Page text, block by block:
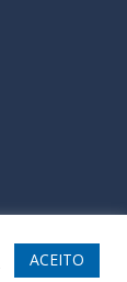
ACEITO